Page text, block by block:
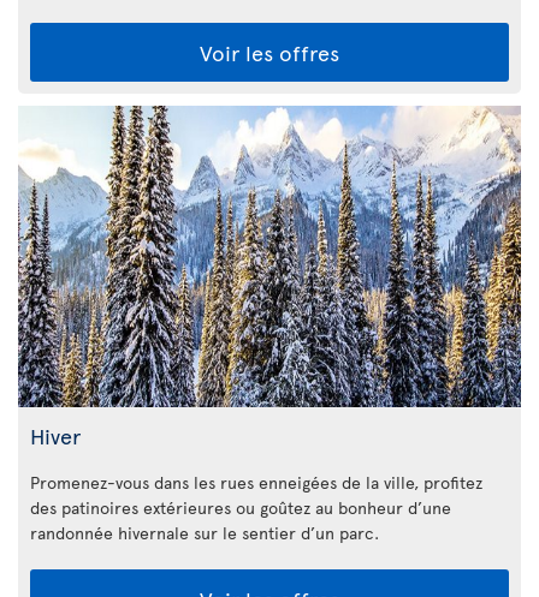
Voir les offres
Hiver
Promenez-vous dans les rues enneigées de la ville, profitez
des patinoires extérieures ou goûtez au bonheur d’une
randonnée hivernale sur le sentier d’un parc.